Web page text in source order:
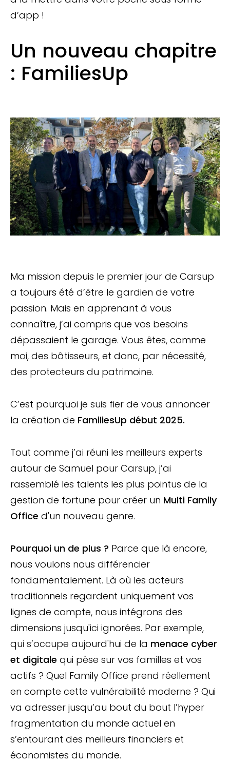
d’app !
Un nouveau chapitre
: FamiliesUp
Ma mission depuis le premier jour de Carsup
a toujours été d’être le gardien de votre
passion. Mais en apprenant à vous
connaître, j’ai compris que vos besoins
dépassaient le garage. Vous êtes, comme
moi, des bâtisseurs, et donc, par nécessité,
des protecteurs du patrimoine.
C’est pourquoi je suis fier de vous annoncer
la création de FamiliesUp début 2025.
Tout comme j’ai réuni les meilleurs experts
autour de Samuel pour Carsup, j’ai
rassemblé les talents les plus pointus de la
gestion de fortune pour créer un Multi Family
Office d'un nouveau genre.
Pourquoi un de plus ? Parce que là encore,
nous voulons nous différencier
fondamentalement. Là où les acteurs
traditionnels regardent uniquement vos
lignes de compte, nous intégrons des
dimensions jusqu'ici ignorées. Par exemple,
qui s’occupe aujourd'hui de la menace cyber
et digitale qui pèse sur vos familles et vos
actifs ? Quel Family Office prend réellement
en compte cette vulnérabilité moderne ? Qui
va adresser jusqu’au bout du bout l’hyper
fragmentation du monde actuel en
s’entourant des meilleurs financiers et
économistes du monde.